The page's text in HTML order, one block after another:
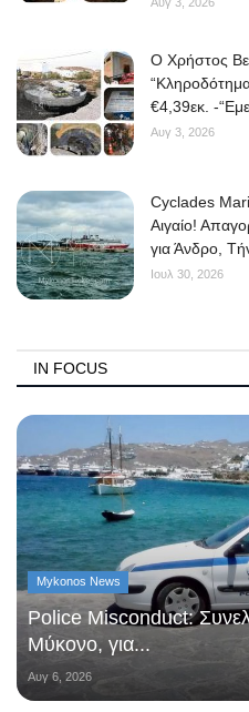
O Χρήστος
€4,39εκ. -
Αυγ 3, 2026
Cyclades
Αιγαίο!
για Άνδρο,
Ιουλ 30, 2026
IN FOCUS
Mykonos News
Police Misconduct:
Μύκονο, για...
Αυγ 6, 2026